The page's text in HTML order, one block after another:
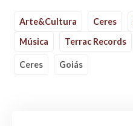
Arte&Cultura Ceres
Música
Terrac Records
Ceres Goiás